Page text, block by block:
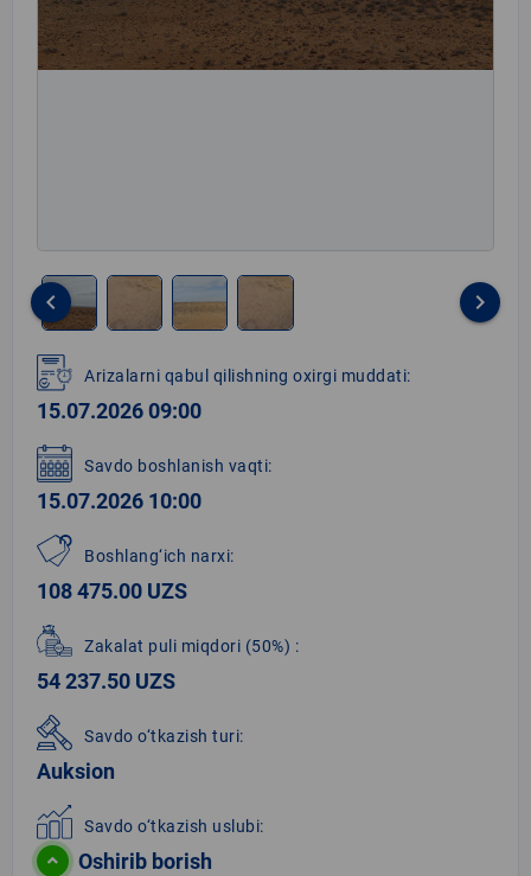
1
of
4
keyboard_arrow_left keyboard_arrow_right
Arizalarni qabul qilishning oxirgi muddati:
15.07.2026 09:00
Savdo boshlanish vaqti:
15.07.2026 10:00
Boshlang‘ich narxi:
108 475.00 UZS
Zakalat puli miqdori (50%) :
54 237.50 UZS
Savdo o‘tkazish turi:
Auksion
Savdo o‘tkazish uslubi:
Oshirib borish